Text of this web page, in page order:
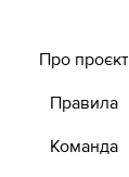
Про проєкт
Правила
Команда